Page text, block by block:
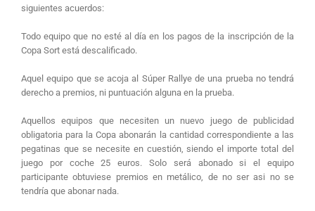
siguientes acuerdos:
Todo equipo que no esté al día en los pagos de la inscripción de la
Copa Sort está descalificado.
Aquel equipo que se acoja al Súper Rallye de una prueba no tendrá
derecho a premios, ni puntuación alguna en la prueba.
Aquellos equipos que necesiten un nuevo juego de publicidad
obligatoria para la Copa abonarán la cantidad correspondiente a las
pegatinas que se necesite en cuestión, siendo el importe total del
juego por coche 25 euros. Solo será abonado si el equipo
participante obtuviese premios en metálico, de no ser asi no se
tendría que abonar nada.